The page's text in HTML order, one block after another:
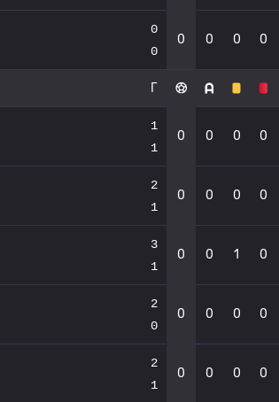
0
0
0 0 0 0
Г
1
1
0 0 0 0
2
1
0 0 0 0
3
1
0 0 1 0
2
0
0 0 0 0
2
1
0 0 0 0